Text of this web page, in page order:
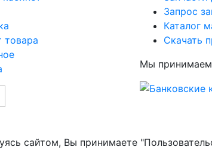
товара
Запрос
Каталог
Скачать
Мы принимаем
сайтом, Вы принимаете